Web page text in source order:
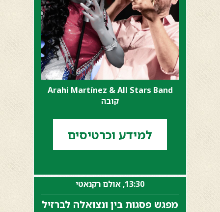
Arahi Martínez & All Stars Band
קובה
למידע וכרטיסים
13:30, אולם רקנאטי
מפגש פסגות בין ונצואלה לברזיל